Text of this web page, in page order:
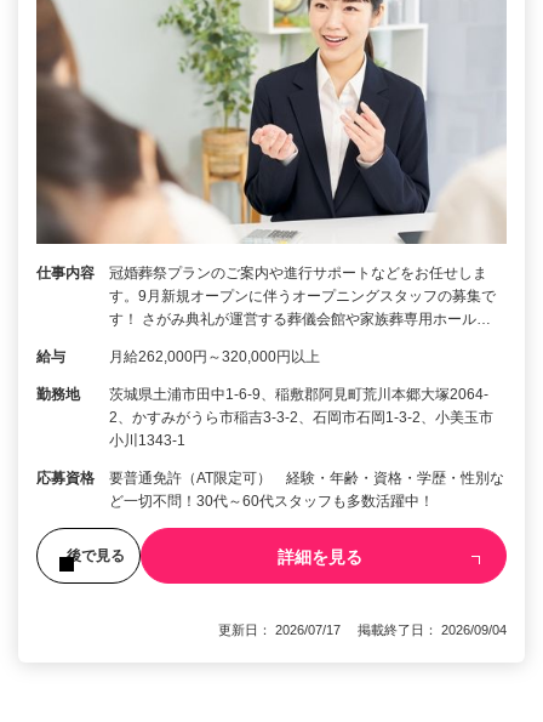
仕事内容
冠婚葬祭プランのご案内や進行サポートなどをお任せしま
す。9月新規オープンに伴うオープニングスタッフの募集で
す！ さがみ典礼が運営する葬儀会館や家族葬専用ホール…
給与 月給262,000円～320,000円以上
勤務地
茨城県土浦市田中1-6-9、稲敷郡阿見町荒川本郷大塚2064-
2、かすみがうら市稲吉3-3-2、石岡市石岡1-3-2、小美玉市
小川1343-1
応募資格
要普通免許（AT限定可） 経験・年齢・資格・学歴・性別な
ど一切不問！30代～60代スタッフも多数活躍中！
後で見る 詳細を見る
更新日： 2026/07/17 掲載終了日： 2026/09/04